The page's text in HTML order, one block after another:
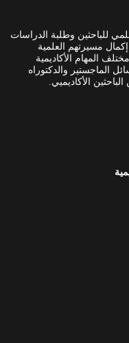
للباحثين وطلبة الدراسات
مسيرتهم العلمية
المهام الأكاديمية
الماجستير والدكتوراه
الأكاديميي.